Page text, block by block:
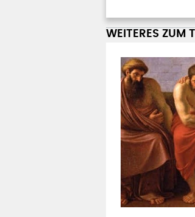
WEITERES ZUM